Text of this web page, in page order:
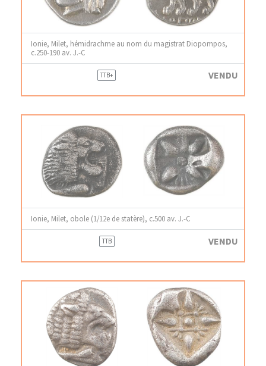
Ionie, Milet, hémidrachme au nom du magistrat Diopompos,
c.250-190 av. J.-C
TTB+ VENDU
Ionie, Milet, obole (1/12e de statère), c.500 av. J.-C
TTB VENDU